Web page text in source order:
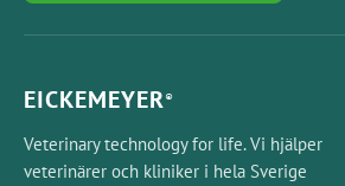
EICKEMEYER®
Veterinary technology for life. Vi hjälper
veterinärer och kliniker i hela Sverige